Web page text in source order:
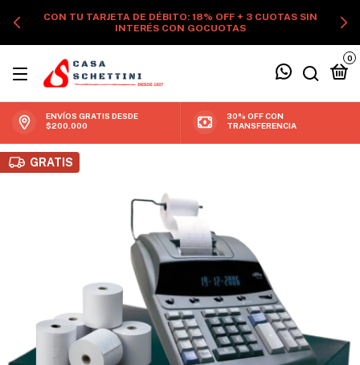
CON TU TARJETA DE DÉBITO: 18% OFF + 3 CUOTAS SIN
INTERÉS CON GOCUOTAS
0
ENVÍOS GRATIS DESDE
$200.000
30% OFF CON
TRANSFERENCIA
GRATIS